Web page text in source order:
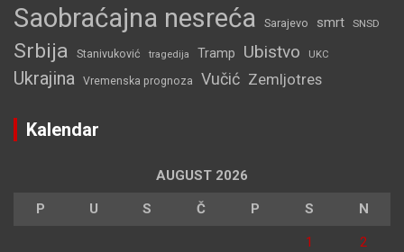
Saobraćajna nesreća Sarajevo smrt SNSD
Srbija Stanivuković tragedija Tramp Ubistvo UKC
Ukrajina Vremenska prognoza Vučić Zemljotres
Kalendar
AUGUST 2026
P U S Č P S N
1 2